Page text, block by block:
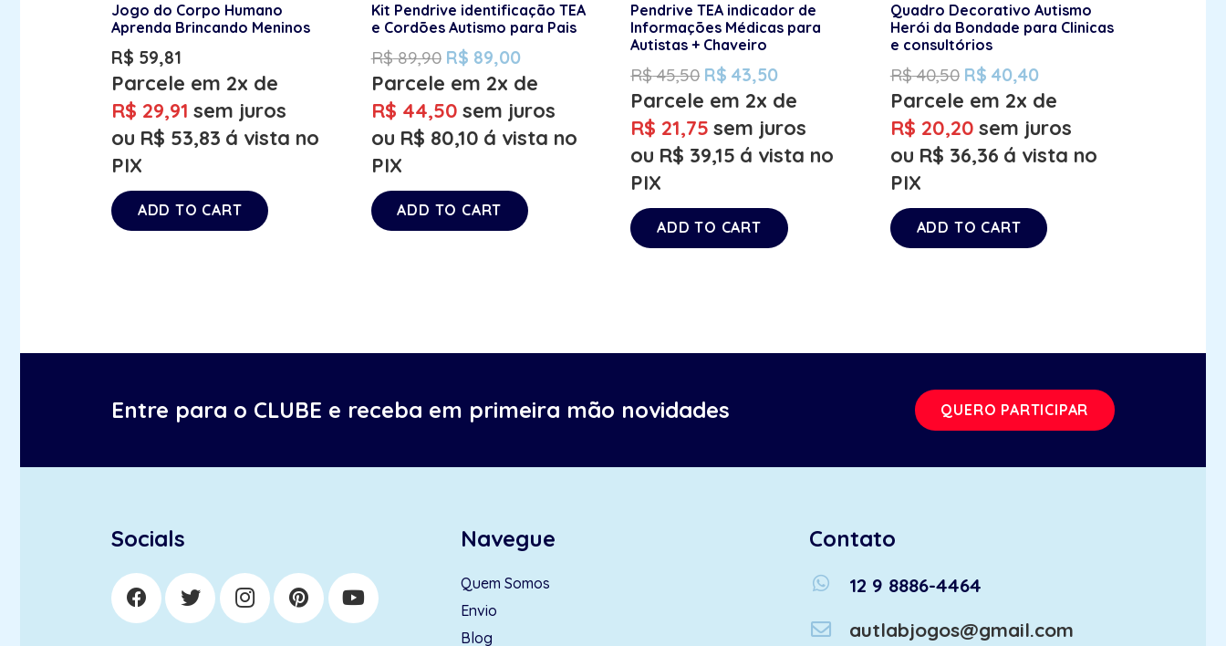
Jogo do Corpo Humano
Aprenda Brincando Meninos
R$ 59,81
Parcele em 2x de
R$ 29,91 sem juros
ou R$ 53,83 á vista no
PIX
ADD TO CART
Kit Pendrive identificação TEA
e Cordões Autismo para Pais
R$89,90 R$ 89,00
Parcele em 2x de
R$ 44,50 sem juros
ou R$ 80,10 á vista no
PIX
ADD TO CART
Pendrive TEA indicador de
Informações Médicas para
Autistas + Chaveiro
R$45,50 R$ 43,50
Parcele em 2x de
R$ 21,75 sem juros
ou R$ 39,15 á vista no
PIX
ADD TO CART
Quadro Decorativo Autismo
Herói da Bondade para Clinicas
e consultórios
R$40,50 R$ 40,40
Parcele em 2x de
R$ 20,20 sem juros
ou R$ 36,36 á vista no
PIX
ADD TO CART
Entre para o CLUBE e receba em primeira mão novidades QUERO PARTICIPAR
Socials Navegue
Quem Somos
Envio
Blog
Contato
whatsapp
12 9 8886-4464
autlabjogos@gmail.com